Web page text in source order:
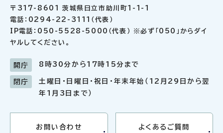
〒317-8601 茨城県日立市助川町1-1-1
電話：0294-22-3111（代表）
IP電話：050-5528-5000（代表） ※必ず「050」からダイ
ヤルしてください。
開庁 8時30分から17時15分まで
閉庁
土曜日・日曜日・祝日・年末年始（12月29日から翌
年1月3日まで）
お問い合わせ よくあるご質問